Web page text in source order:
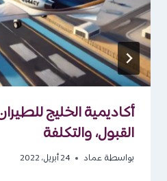
القبول، والتكلفة
بواسطة عماد 24 أبريل، 2022